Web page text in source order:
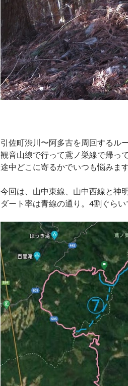
引佐町渋川〜阿多古を周回するル
観音山線で行って鳶ノ巣線で帰っ
途中どこに寄るかでいつも悩みま
今回は、山中東線、山中西線と神
ダート率は青線の通り。4割ぐらい